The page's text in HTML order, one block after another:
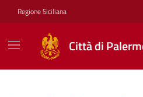
Vai ai contenuti
Vai al footer
Regione Siciliana
Città di